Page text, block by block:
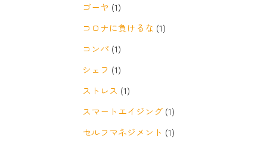
ゴーヤ (1)
コロナに負けるな (1)
コンパ (1)
シェフ (1)
ストレス (1)
スマートエイジング (1)
セルフマネジメント (1)